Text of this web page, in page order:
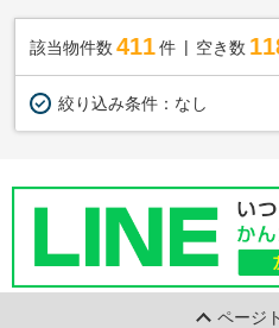
該当物件数 411件 空き数
絞り込み条件： なし
ページ